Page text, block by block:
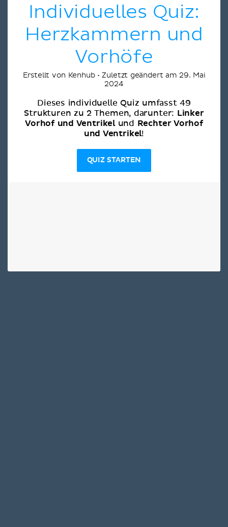
Individuelles Quiz:
Herzkammern und
Vorhöfe
Erstellt von Kenhub • Zuletzt geändert am 29. Mai
2024
Dieses individuelle Quiz umfasst 49
Strukturen zu 2 Themen, darunter: Linker
Vorhof und Ventrikelund Rechter Vorhof
und Ventrikel!
QUIZ STARTEN